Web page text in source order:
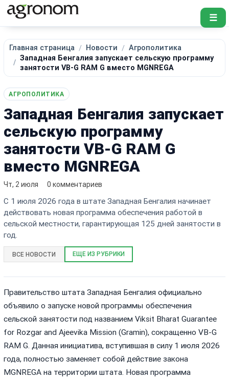
☰
Главная страница Новости
Агрополитика
Западная Бенгалия запускает сельскую программу
занятости VB-G RAM G вместо MGNREGA
АГРОПОЛИТИКА
Западная Бенгалия запускает
сельскую программу
занятости VB-G RAM G
вместо MGNREGA
Чт, 2 июля 0 комментариев
С 1 июля 2026 года в штате Западная Бенгалия начинает
действовать новая программа обеспечения работой в
сельской местности, гарантирующая 125 дней занятости в
год.
ВСЕ НОВОСТИ ЕЩЕ ИЗ РУБРИКИ
Правительство штата Западная Бенгалия официально
объявило о запуске новой программы обеспечения
сельской занятости под названием Viksit Bharat Guarantee
for Rozgar and Ajeevika Mission (Gramin), сокращенно VB-G
RAM G. Данная инициатива, вступившая в силу 1 июля 2026
года, полностью заменяет собой действие закона
MGNREGA на территории штата. Новая программа